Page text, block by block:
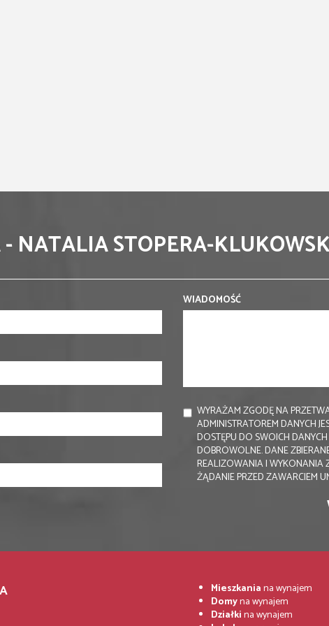
NATALIA STOPERA-
WIADOMOŚĆ
WYRAŻAM ZGODĘ NA
ADMINISTRATOREM DANYCH
DOSTĘPU DO SWOICH
DOBROWOLNE. DANE
REALIZOWANIA I WYKONANIA
ŻĄDANIE PRZED ZAWARCIEM
Mieszkaniana wynajem
Domyna wynajem
Działkina wynajem